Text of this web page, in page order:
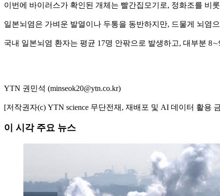
이번에 바이러스가 확인된 개체는 빨간집모기로, 정화조를 비
일본뇌염은 가벼운 발열이나 두통을 동반하지만, 드물게 뇌염
국내 일본뇌염 환자는 평균 17명 안팎으로 발생하고, 대부분
YTN 권민석 (minseok20@ytn.co.kr)
[저작권자(c) YTN science 무단전재, 재배포 및 AI 데이터 활용
이 시각 주요 뉴스